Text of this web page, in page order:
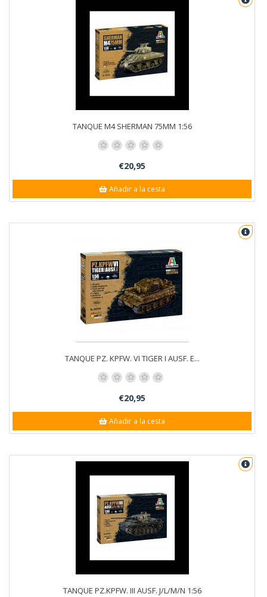
TANQUE M4 SHERMAN 75MM 1:56
€20,95
Añadir a la cesta
TANQUE PZ. KPFW. VI TIGER I AUSF. E...
€20,95
Añadir a la cesta
TANQUE PZ.KPFW. III AUSF. J/L/M/N 1:56